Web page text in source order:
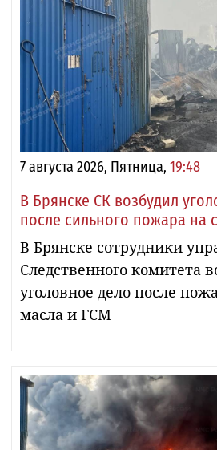
7 августа 2026, Пятница, 19:48
В Брянске СК возбудил
после сильного пожара на
В Брянске сотрудники
Следственного комитета
уголовное дело после
масла и ГСМ